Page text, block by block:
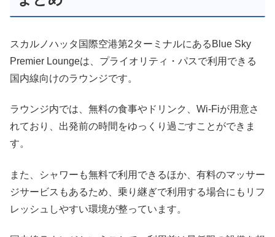
スカルノハッタ国際空港第2ターミナルにあるBlue Sky
Premier Loungeは、プライオリティ・パスで利用できる
国内線向けのラウンジです。
ラウンジ内では、無料の食事やドリンク、Wi-Fiが用意さ
れており、出発前の時間をゆっくり過ごすことができま
す。
また、シャワーも無料で利用できるほか、有料のマッサー
ジサービスもあるため、乗り継ぎで利用する場合にもリフ
レッシュしやすい環境が整っています。